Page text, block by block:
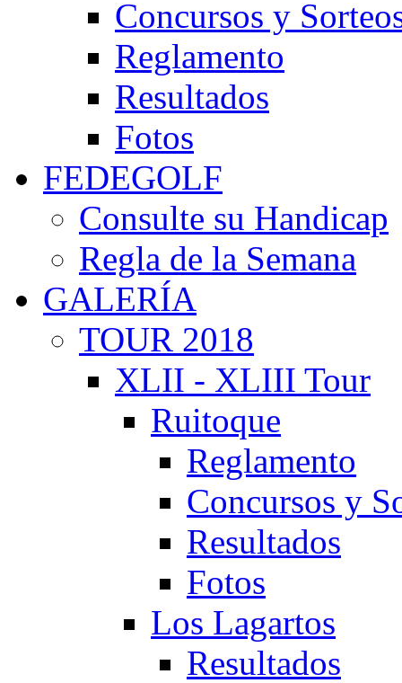
Concursos y
Reglamento
Resultados
Fotos
FEDEGOLF
Consulte su Handicap
Regla de la Semana
GALERÍA
TOUR 2018
XLII - XLIII Tour
Ruitoque
Reglamento
Concursos y
Resultados
Fotos
Los Lagartos
Resultados